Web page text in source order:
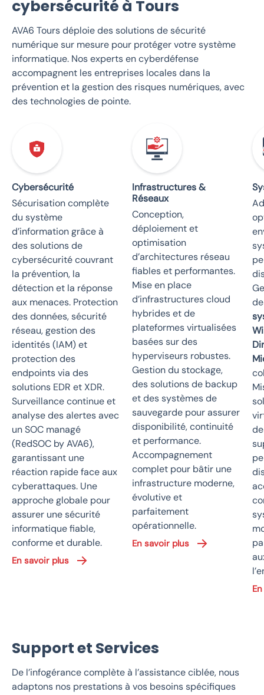
cybersécurité à Tours
AVA6 Tours déploie des solutions de sécurité
numérique sur mesure pour protéger votre système
informatique. Nos experts en cyberdéfense
accompagnent les entreprises locales dans la
prévention et la gestion des risques numériques, avec
des technologies de pointe.
Cybersécurité
Sécurisation complète
du système
d’information grâce à
des solutions de
cybersécurité couvrant
la prévention, la
détection et la réponse
aux menaces. Protection
des données, sécurité
réseau, gestion des
identités (IAM) et
protection des
endpoints via des
solutions EDR et XDR.
Surveillance continue et
analyse des alertes avec
un SOC managé
(RedSOC by AVA6),
garantissant une
réaction rapide face aux
cyberattaques. Une
approche globale pour
assurer une sécurité
informatique fiable,
conforme et durable.
En savoir plus
Infrastructures &
Réseaux
Conception,
déploiement et
optimisation
d’architectures réseau
fiables et performantes.
Mise en place
d’infrastructures cloud
hybrides et de
plateformes virtualisées
basées sur des
hyperviseurs robustes.
Gestion du stockage,
des solutions de backup
et des systèmes de
sauvegarde pour assurer
disponibilité, continuité
et performance.
Accompagnement
complet pour bâtir une
infrastructure moderne,
évolutive et
parfaitement
opérationnelle.
En savoir plus
Support et Services
De l’infogérance complète à l’assistance ciblée, nous
adaptons nos prestations à vos besoins spécifiques